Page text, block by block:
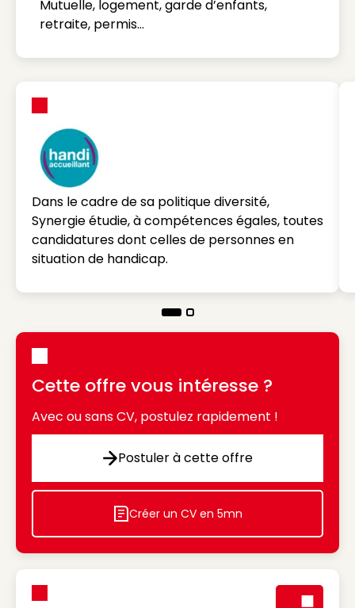
Mutuelle, logement, garde d’enfants,
retraite, permis…
Dans le cadre de sa politique diversité,
Synergie étudie, à compétences égales, toutes
candidatures dont celles de personnes en
situation de handicap.
Cette offre vous intéresse ?
Avec ou sans CV, postulez rapidement !
Postuler à cette offre
Postuler à cette offre
Icon decorative
Créer un CV en 5mn